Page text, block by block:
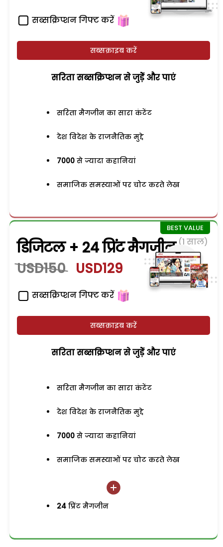
सब्सक्रिप्शन गिफ्ट करें
सब्सक्राइब करें
सरिता सब्सक्रिप्शन से जुड़ेें और पाएं
सरिता मैगजीन का सारा कंटेंट
देश विदेश के राजनैतिक मुद्दे
7000 से ज्यादा कहानियां
समाजिक समस्याओं पर चोट करते लेख
डिजिटल + 24 प्रिंट मैगजीन (1 साल)
USD150 USD129
सब्सक्रिप्शन गिफ्ट करें
सब्सक्राइब करें
सरिता सब्सक्रिप्शन से जुड़ेें और पाएं
सरिता मैगजीन का सारा कंटेंट
देश विदेश के राजनैतिक मुद्दे
7000 से ज्यादा कहानियां
समाजिक समस्याओं पर चोट करते लेख
24 प्रिंट मैगजीन